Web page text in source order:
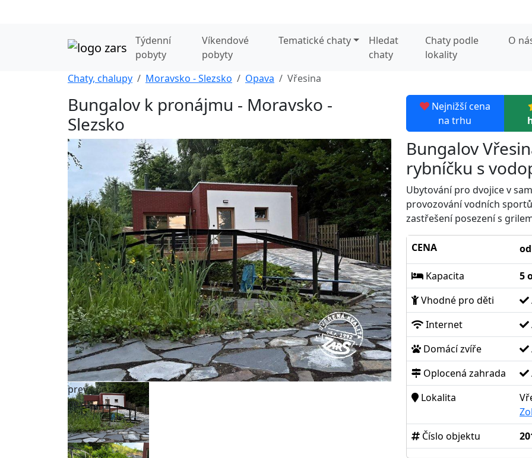
Týdenní
pobyty
Víkendové
pobyty
Tematické chaty
Hledat
chaty
Chaty podle
lokality
O
Chaty, chalupy Moravsko - Slezsko Opava Vřesina
Bungalov k pronájmu - Moravsko -
Slezsko
Nejnižší cena
na trhu
prev
next
Bungalov
rybníčku s
Ubytování pro dvojice v
provozování vodních
zastřešení posezení s
CENA
Kapacita
5
Vhodné pro děti
Internet
Domácí zvíře
Oplocená zahrada
Lokalita
Číslo objektu